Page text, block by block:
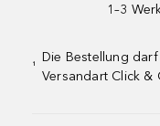
1–3
¹
Die Bestellung
Versandart Click &